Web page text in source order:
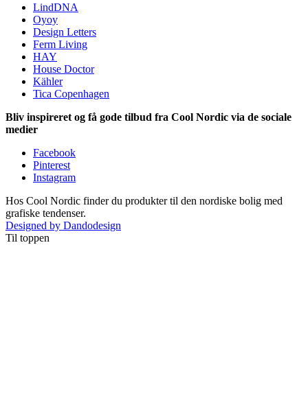
LindDNA
Oyoy
Design Letters
Ferm Living
HAY
House Doctor
Kähler
Tica Copenhagen
Bliv inspireret og få gode tilbud fra Cool Nordic via de sociale
medier
Facebook
Pinterest
Instagram
Hos Cool Nordic finder du produkter til den nordiske bolig med
grafiske tendenser.
Designed by Dandodesign
Til toppen